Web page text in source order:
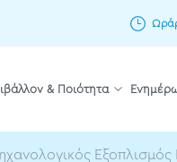
& Ποιότητα